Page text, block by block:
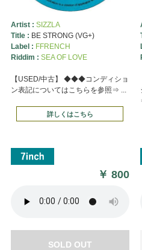
Artist : SIZZLA
Title : BE STRONG (VG+)
Label : FFRENCH
Riddim : SEA OF LOVE
【USED/中古】 ◆◆◆コンディショ
ン表記についてはこちらを参照⇒ ...
詳しくはこちら
￥800
SOLD OUT